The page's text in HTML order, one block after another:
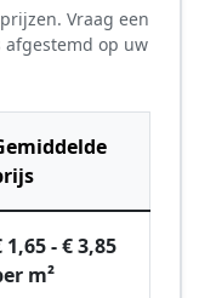
Vraag een
afgestemd op uw
1,65 - € 3,85
m²